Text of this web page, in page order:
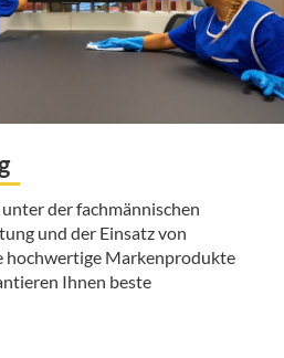
der fachmännischen
und der Einsatz von
hochwertige Markenprodukte
Ihnen beste